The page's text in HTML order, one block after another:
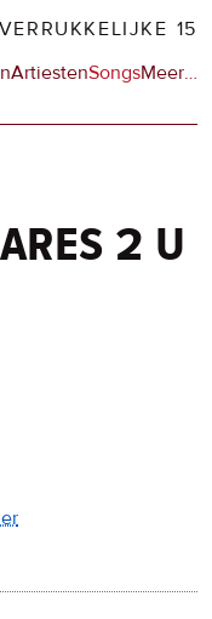
15
ArtiestenSongsMeerop
…
2 u